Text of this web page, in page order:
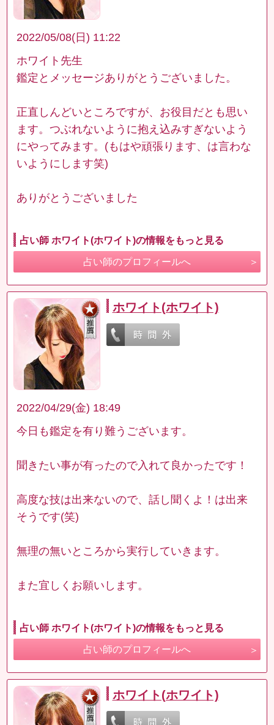
2022/05/08(日) 11:22
ホワイト先生
鑑定とメッセージありがとうございました。
正直しんどいところですが、お役目だとも思い
ます。つぶれないように抱え込みすぎないよう
にやってみます。(もはや頑張ります、は言わな
いようにします笑)
ありがとうございました
占い師 ホワイト(ホワイト)の情報をもっと見る
占い師のプロフィールへ
ホワイト(ホワイト)
2022/04/29(金) 18:49
今日も鑑定を有り難うございます。
聞きたい事が有ったので入れて良かったです！
高度な技は出来ないので、話し聞くよ！は出来
そうです(笑)
無理の無いところから実行していきます。
また宜しくお願いします。
占い師 ホワイト(ホワイト)の情報をもっと見る
占い師のプロフィールへ
ホワイト(ホワイト)